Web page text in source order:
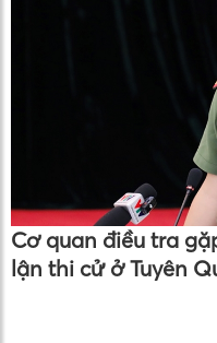
Cơ quan điều tra
lận thi cử ở Tuyên